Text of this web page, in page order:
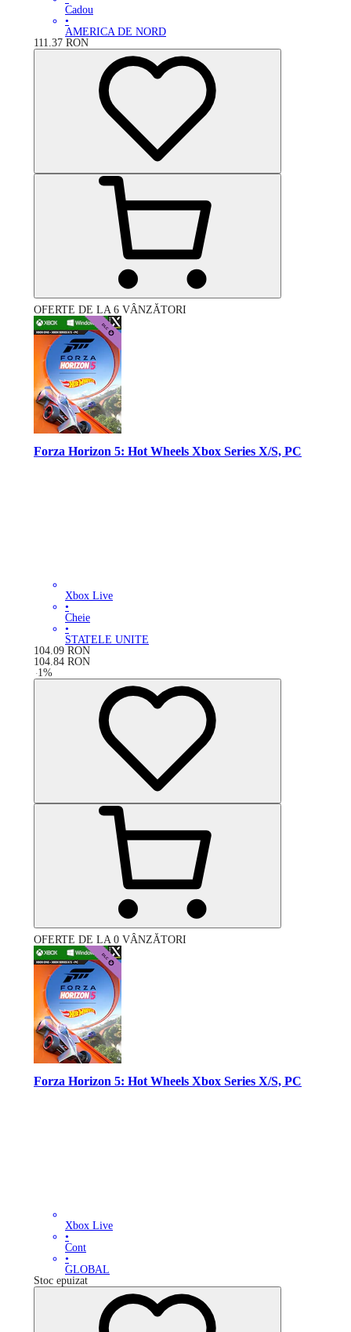
Cadou
•
AMERICA DE NORD
111.37 RON
OFERTE DE LA 6 VÂNZĂTORI
Forza Horizon 5: Hot Wheels Xbox Series X/S, PC
Xbox Live
•
Cheie
•
STATELE UNITE
104.09 RON
104.84 RON
-1 %
OFERTE DE LA 0 VÂNZĂTORI
Forza Horizon 5: Hot Wheels Xbox Series X/S, PC
Xbox Live
•
Cont
•
GLOBAL
Stoc epuizat